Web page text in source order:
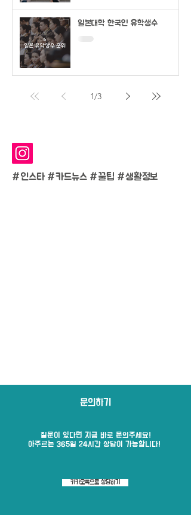
일본대학 한국인 유학생수
1/3
#인스타 #카드뉴스 #꿀팁 #생활정보
문의하기
질문이 있다면 지금 바로​ 문의주세요!
​아주르는 365일 24시간 상담이 가능합니다!
카카오톡으로 상담하기